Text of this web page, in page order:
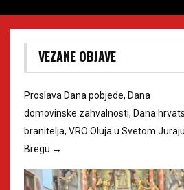
VEZANE OBJAVE
Proslava Dana pobjede, Dana
domovinske zahvalnosti, Dana
branitelja, VRO Oluja u Svetom
Bregu →